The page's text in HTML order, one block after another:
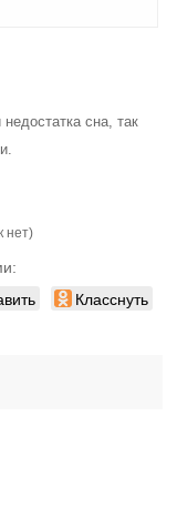
сна, так
нет)
Класснуть